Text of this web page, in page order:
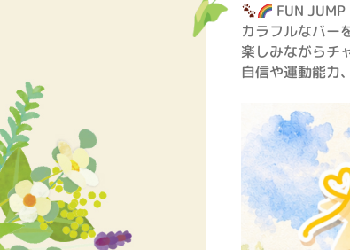
FUN JUMP
カラフルなバー
楽しみながらチ
自信や運動能力